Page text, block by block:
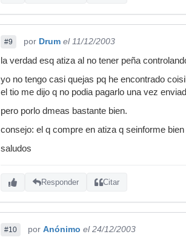
#9 por Drum el 11/12/2003
la verdad esq atiza al no tener peña
yo no tengo casi quejas pq he encontrado
el tio me dijo q no podia pagarlo una vez
pero porlo dmeas bastante bien.
consejo: el q compre en atiza q seinforme
saludos
Responder Citar
#10 por Anónimo el 24/12/2003